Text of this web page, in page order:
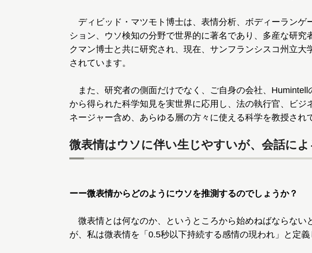
ディビッド・マツモト博士は、表情分析、ボディーランゲ
ション、ウソ検知の分野で世界的に著名であり、多産な研究
クマン博士と共に研究され、現在、サンフランシスコ州立大
されています。
また、研究者の側面だけでなく、ご自身の会社、Humintell
から得られた科学知見を実世界に応用し、法の執行官、ビジ
ネージャー含め、あらゆる層の方々に使える科学を教授され
微表情はウソに伴い生じやすいが、会話に
ーー微表情からどのようにウソを推測するのでしょうか？
微表情とは何なのか、というところから始めねばならない
が、私は微表情を「0.5秒以下持続する感情の現われ」と定義